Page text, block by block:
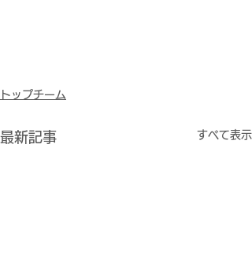
トップチーム
最新記事 すべて表示